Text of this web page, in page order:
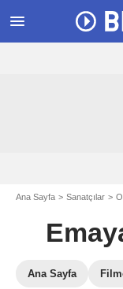
menu
Ana Sayfa Sanatçılar
Ana Sayfa